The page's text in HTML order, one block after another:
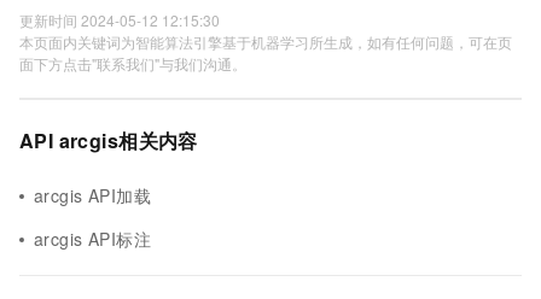
更新时间 2024-05-12 12:15:30
本页面内关键词为智能算法引擎基于机器学习所生成，如有任何问题，可在页
面下方点击"联系我们"与我们沟通。
API arcgis相关内容
arcgis API加载
arcgis API标注